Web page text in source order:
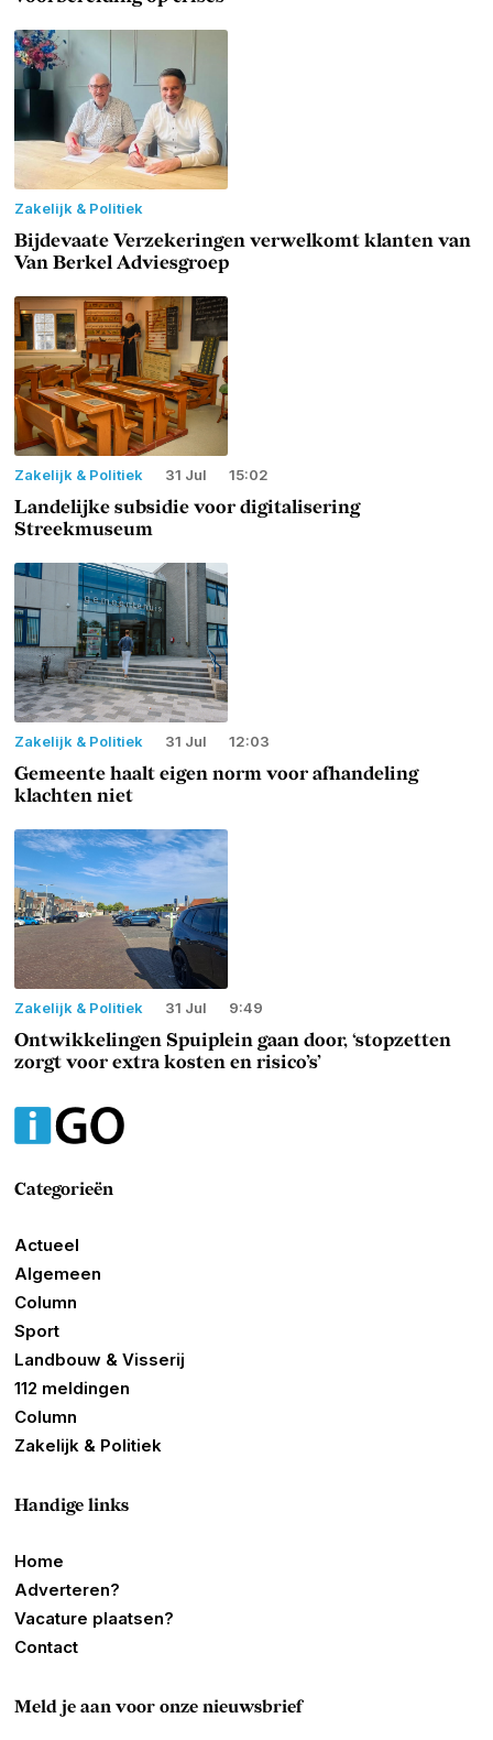
Zakelijk & Politiek
Bijdevaate Verzekeringen verwelkomt klanten van
Van Berkel Adviesgroep
Zakelijk & Politiek 31 Jul 15:02
Landelijke subsidie voor digitalisering
Streekmuseum
Zakelijk & Politiek 31 Jul 12:03
Gemeente haalt eigen norm voor afhandeling
klachten niet
Zakelijk & Politiek 31 Jul 9:49
Ontwikkelingen Spuiplein gaan door, ‘stopzetten
zorgt voor extra kosten en risico’s’
Categorieën
Actueel
Algemeen
Column
Sport
Landbouw & Visserij
112 meldingen
Column
Zakelijk & Politiek
Handige links
Home
Adverteren?
Vacature plaatsen?
Contact
Meld je aan voor onze nieuwsbrief